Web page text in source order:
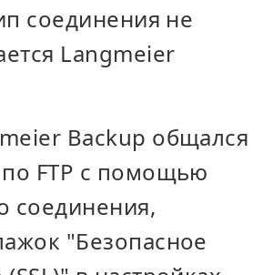
соединения не
Langmeier
Backup общался
FTP с помощью
соединения,
"Безопасное